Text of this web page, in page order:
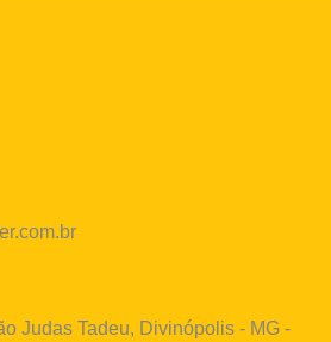
Judas Tadeu, Divinópolis - MG -